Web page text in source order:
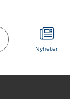
Nyheter